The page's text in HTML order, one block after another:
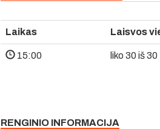
Laikas Laisvos
15:00 liko 30 iš 30
RENGINIO INFORMACIJA